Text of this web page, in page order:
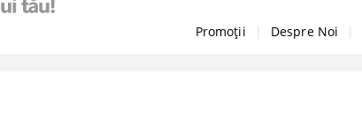
Promoții Despre Noi